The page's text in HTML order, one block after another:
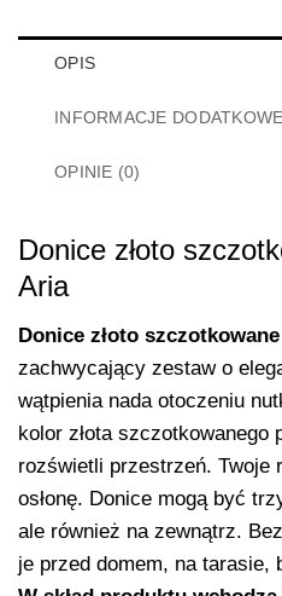
OPIS
INFORMACJE DODATKOWE
OPINIE (0)
Donice złoto
Aria
Donice złoto
zachwycający zestaw o
wątpienia nada otoczeniu
kolor złota szczotkowanego
rozświetli przestrzeń. Twoje
osłonę. Donice mogą być
ale również na zewnątrz.
je przed domem, na tarasie,